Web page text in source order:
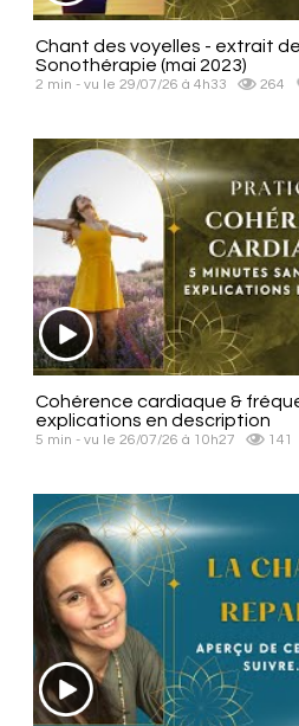
Chant des voyelles - extrait
Sonothérapie (mai 2023)
2 min - vu le 29/07/26 à 4h33 264
Cohérence cardiaque &
explications en description
5 min - vu le 26/07/26 à 10h27 141